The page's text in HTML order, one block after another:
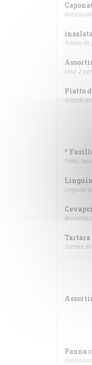
Salade
pour 2
Piatto
Grande
*
Pâtes,
Linguine
Boulettes
Tartara
Tartare
Panna
Panna